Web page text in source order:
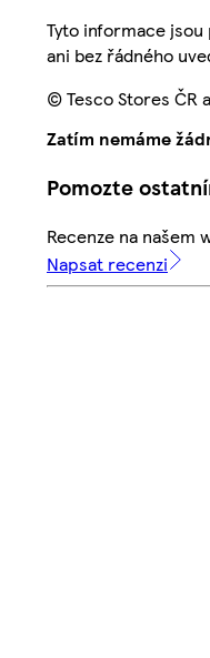
Tyto informace
ani bez řádného
© Tesco Stores ČR
Zatím nemáme
Pomozte
Recenze na našem
Napsat recenzi